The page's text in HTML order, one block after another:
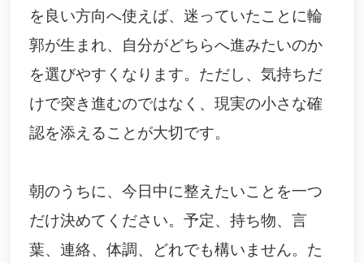
を良い方向へ使えば、迷っていたことに輪
郭が生まれ、自分がどちらへ進みたいのか
を選びやすくなります。ただし、気持ちだ
けで突き進むのではなく、現実の小さな確
認を添えることが大切です。
朝のうちに、今日中に整えたいことを一つ
だけ決めてください。予定、持ち物、言
葉、連絡、体調、どれでも構いません。た